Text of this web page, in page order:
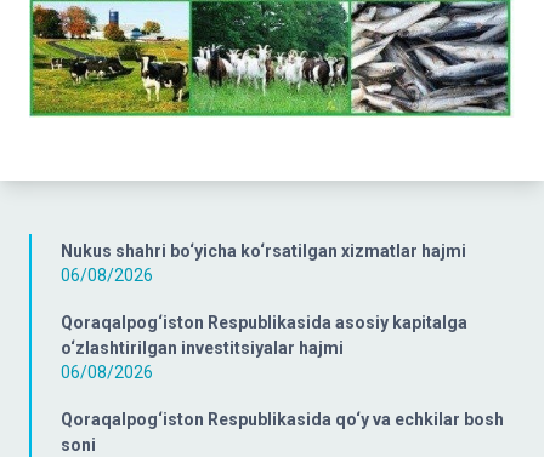
Nukus shahri bo‘yicha ko‘rsatilgan xizmatlar hajmi
06/08/2026
Qoraqalpog‘iston Respublikasida asosiy kapitalga
o‘zlashtirilgan investitsiyalar hajmi
06/08/2026
Qoraqalpog‘iston Respublikasida qo‘y va echkilar bosh
soni